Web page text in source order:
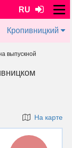
RU
Кропивницкий
выпускной
На карте